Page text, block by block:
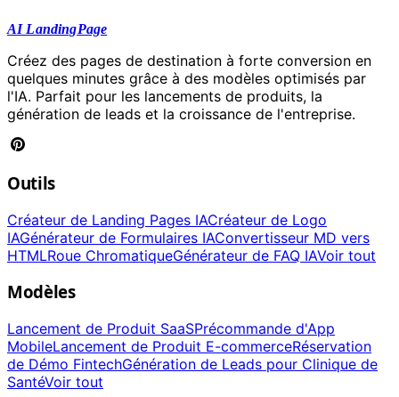
AI LandingPage
Créez des pages de destination à forte conversion en
quelques minutes grâce à des modèles optimisés par
l'IA. Parfait pour les lancements de produits, la
génération de leads et la croissance de l'entreprise.
Outils
Créateur de Landing Pages IACréateur de Logo
IAGénérateur de Formulaires IAConvertisseur MD vers
HTMLRoue ChromatiqueGénérateur de FAQ IAVoir tout
Modèles
Lancement de Produit SaaSPrécommande d'App
MobileLancement de Produit E-commerceRéservation
de Démo FintechGénération de Leads pour Clinique de
SantéVoir tout